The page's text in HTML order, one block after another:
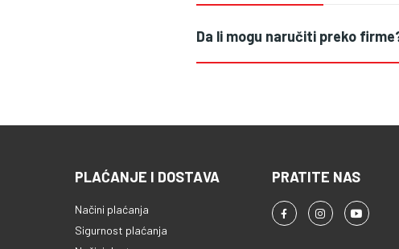
Da li mogu naručiti preko
PLAĆANJE I DOSTAVA
Načini plaćanja
Sigurnost plaćanja
PRATITE NAS